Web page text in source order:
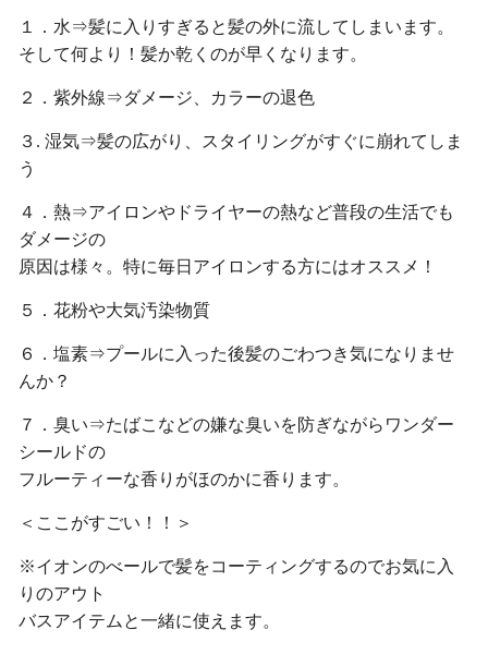
１．水⇒髪に入りすぎると髪の外に流してしまいます。
そして何より！髪か乾くのが早くなります。
２．紫外線⇒ダメージ、カラーの退色
３. 湿気⇒髪の広がり、スタイリングがすぐに崩れてしま
う
４．熱⇒アイロンやドライヤーの熱など普段の生活でも
ダメージの
原因は様々。特に毎日アイロンする方にはオススメ！
５．花粉や大気汚染物質
６．塩素⇒プールに入った後髪のごわつき気になりませ
んか？
７．臭い⇒たばこなどの嫌な臭いを防ぎながらワンダー
シールドの
フルーティーな香りがほのかに香ります。
＜ここがすごい！！＞
※イオンのべールで髪をコーティングするのでお気に入
りのアウト
バスアイテムと一緒に使えます。